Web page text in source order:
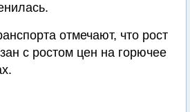
отмечают, что рост
с ростом цен на горючее